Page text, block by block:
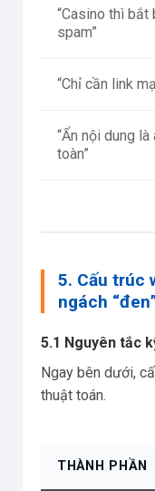
“Casino thì bắt
spam”
“Chỉ cần link
“Ẩn nội dung là
toàn”
5. Cấu trúc
ngách
5.1 Nguyên tắc
Ngay bên dưới,
thuật toán.
THÀNH PHẦN